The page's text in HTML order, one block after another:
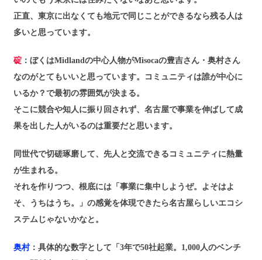
正直、東京に出なくても地元で同じことができるなら残る人は
多いと思っています。
碇 ：ぼくはMidlandの中心人物がMisocaの豊吉さん・奥村さん
なのがとてもいいと思っています。コミュニティは誰が中心に
いるか？で最初の雰囲気が決まる。
そこに競合や知人に振り回されず、名古屋で事業を伸ばして成
果を出した人がいるのは重要だと思います。
同世代で切磋琢磨して、先人と交流できるコミュニティに熱量
が生まれる。
それを作りつつ、根底には「事業に集中しようぜ。よそはよ
そ、うちはうち。」の感覚を体現できたら名古屋らしいエコシ
ステムじゃないかなと。
奥村：具体的な数字として「3年で50社起業。1,000人のベンチ